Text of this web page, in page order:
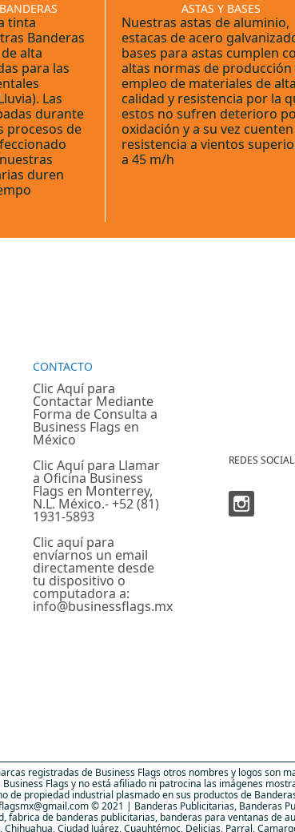
tinta
Banderas
alta
para las
Las
durante
procesos de
duren
ASTAS Y BASES
Nuestras astas de aluminio,
estacas de acero
bases para astas cumplen
altas normas de producción
empleo de materiales de alta
calidad y resistencia por la
estos no sufren deterioro
oxidación y a su vez
resistencia a vientos
a 45 m/h
CONTACTO
Clic Aquí para
Contactar Mediante
Forma de Consulta a
Business Flags en
México
Clic Aquí para Llamar
a Oficina Business
Flags en Monterrey,
N.L. México.- +52 (81)
1931-5893
Clic aquí para
envíarnos un email
directamente desde
tu dispositivo o
computadora a:
info@businessflags.mx
REDES
registradas de Business Flags otros nombres y logos son
Flags y no está afiliado ni patrocina las imágenes
propiedad industrial plasmado en sus productos de
© 2021 | Banderas Publicitarias, Banderas
de banderas publicitarias, banderas para ventanas de
Ciudad Juárez, Cuauhtémoc, Delicias, Parral,